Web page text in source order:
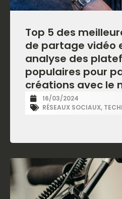
Top 5 des
de partage vidéo
analyse des
populaires pour
créations avec le
16/03/2024
RÉSEAUX SOCIAUX,